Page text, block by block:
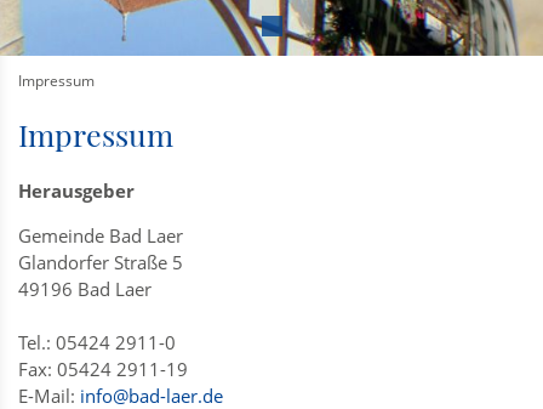
Impressum
Impressum
Herausgeber
Gemeinde Bad Laer
Glandorfer Straße 5
49196 Bad Laer
Tel.: 05424 2911-0
Fax: 05424 2911-19
E-Mail: info@bad-laer.de